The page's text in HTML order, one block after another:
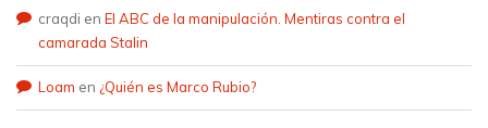
craqdi en El ABC de la manipulación. Mentiras contra el
camarada Stalin
Loam en ¿Quién es Marco Rubio?